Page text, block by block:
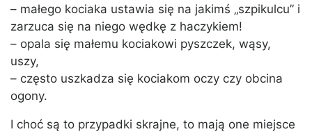
– małego kociaka ustawia się na jakimś „szpikulcu” i
zarzuca się na niego wędkę z haczykiem!
– opala się małemu kociakowi pyszczek, wąsy,
uszy,
– często uszkadza się kociakom oczy czy obcina
ogony.
I choć są to przypadki skrajne, to mają one miejsce